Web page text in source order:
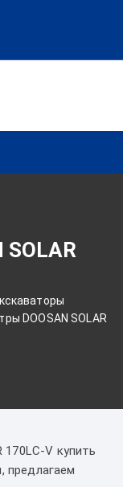
DOOSAN SOLAR
170LC-V купить
предлагаем